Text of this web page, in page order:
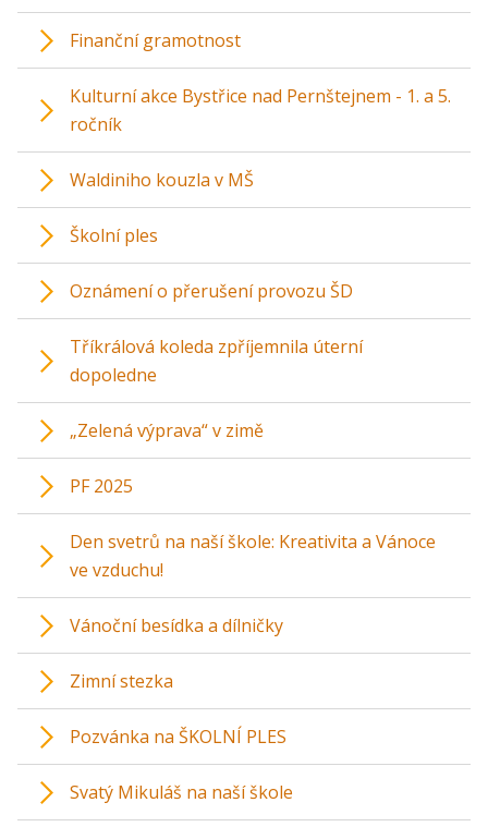
Finanční gramotnost
Kulturní akce Bystřice nad Pernštejnem - 1. a 5.
ročník
Waldiniho kouzla v MŠ
Školní ples
Oznámení o přerušení provozu ŠD
Tříkrálová koleda zpříjemnila úterní
dopoledne
„Zelená výprava“ v zimě
PF 2025
Den svetrů na naší škole: Kreativita a Vánoce
ve vzduchu!
Vánoční besídka a dílničky
Zimní stezka
Pozvánka na ŠKOLNÍ PLES
Svatý Mikuláš na naší škole